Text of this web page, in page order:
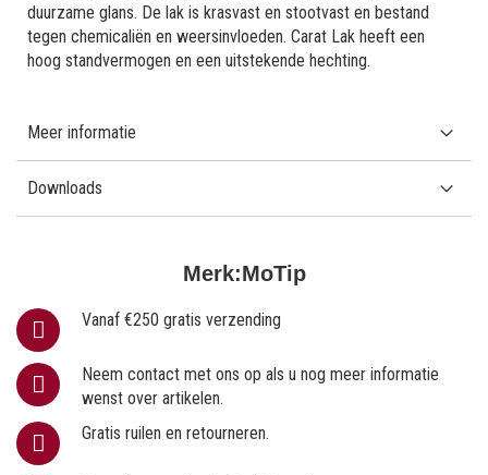
Merk:MoTip
Vanaf €250 gratis verzending
Neem contact met ons op als u nog meer informatie
wenst over artikelen.
Gratis ruilen en retourneren.
duurzame glans. De lak is krasvast en stootvast en bestand
tegen chemicaliën en weersinvloeden. Carat Lak heeft een
hoog standvermogen en een uitstekende hechting.
Meer informatie
Downloads